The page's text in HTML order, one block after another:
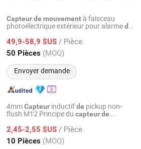
indication
d'avertissement
détection du
humain signal
Capteurde mouvement à faisceau
photoélectrique extérieur pour alarmede
49,9-58,9 $US / Pièce
50 Pièces (MOQ)
Envoyer demande
Co., Limited
Depuis 2006
4mmCapteur inductifde pickup non-
flush M12 Principe du capteurde
2,45-2,55 $US / Pièce
10 Pièces (MOQ)
Co., Ltd.
Depuis 2021